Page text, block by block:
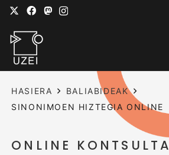
HASIERA
BALIABIDEAK
SINONIMOEN HIZTEGIA ONLINE
ONLINE KONTSULTA